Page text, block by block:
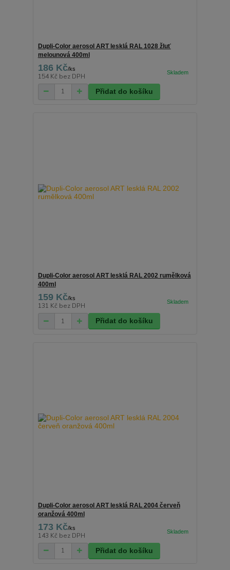
Dupli-Color aerosol ART lesklá RAL 1028 žluť
melounová 400ml
186 Kč/ks
154 Kč bez DPH
Přidat do košíku
Dupli-Color aerosol ART lesklá RAL 2002 rumělková
400ml
159 Kč/ks
131 Kč bez DPH
Přidat do košíku
Dupli-Color aerosol ART lesklá RAL 2004 červeň
oranžová 400ml
173 Kč/ks
143 Kč bez DPH
Přidat do košíku